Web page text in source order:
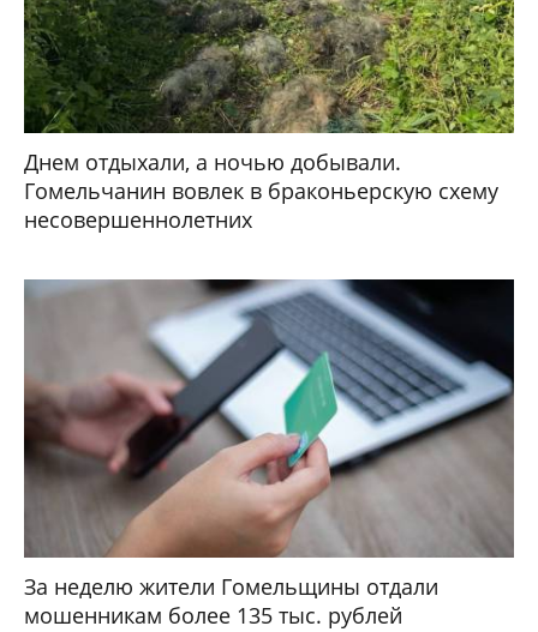
Днем отдыхали, а ночью добывали.
Гомельчанин вовлек в браконьерскую схему
несовершеннолетних
За неделю жители Гомельщины отдали
мошенникам более 135 тыс. рублей